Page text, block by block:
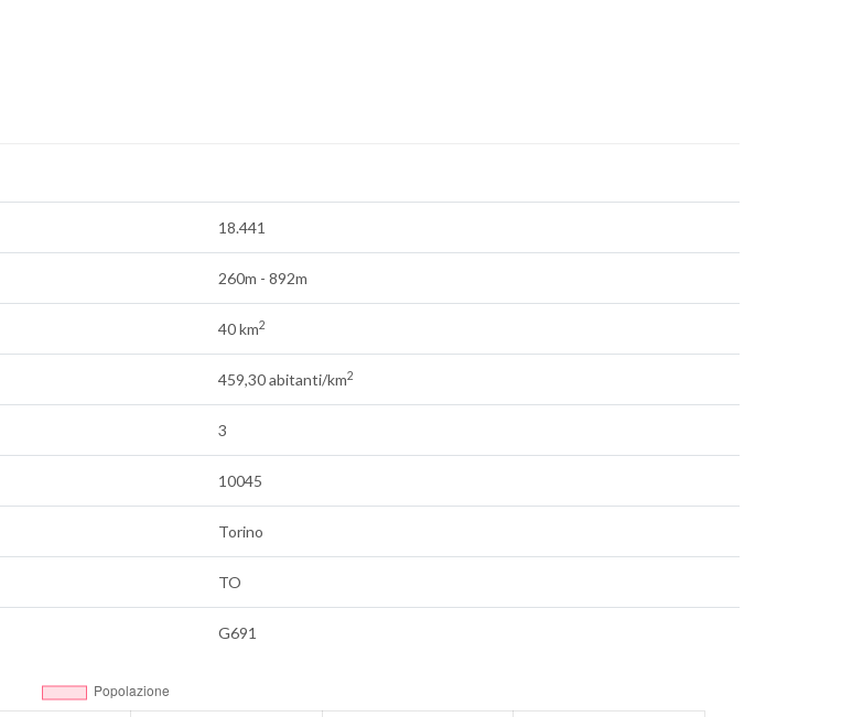
18.441
260m - 892m
40 km2
459,30 abitanti/km2
3
10045
Torino
TO
G691